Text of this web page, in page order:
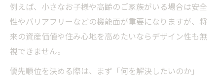
例えば、小さなお子様や高齢のご家族がいる場合は安全
性やバリアフリーなどの機能面が重要になりますが、将
来の資産価値や住み心地を高めたいならデザイン性も無
視できません。
優先順位を決める際は、まず「何を解決したいのか」